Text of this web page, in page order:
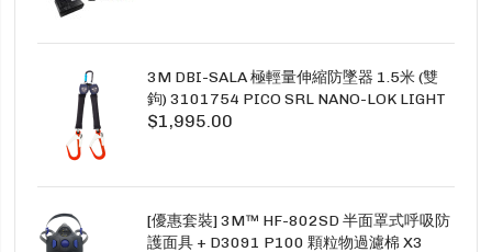
3M DBI-SALA 極輕量伸縮防墜器 1.5米 (雙
鉤) 3101754 PICO SRL NANO-LOK LIGHT
1.5M TWINS
$1,995.00
[優惠套裝] 3M™ HF-802SD 半面罩式呼吸防
護面具 + D3091 P100 顆粒物過濾棉 X3